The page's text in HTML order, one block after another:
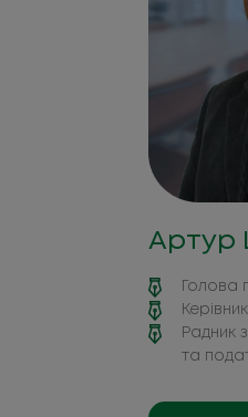
Артур
Голова
Радник
та